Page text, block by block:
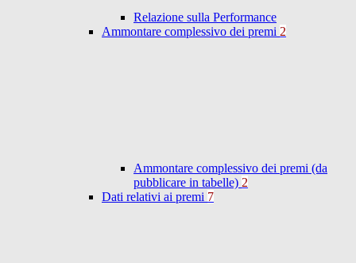
Relazione sulla Performance
Ammontare complessivo dei premi 2
Ammontare complessivo dei premi (da
pubblicare in tabelle) 2
Dati relativi ai premi 7